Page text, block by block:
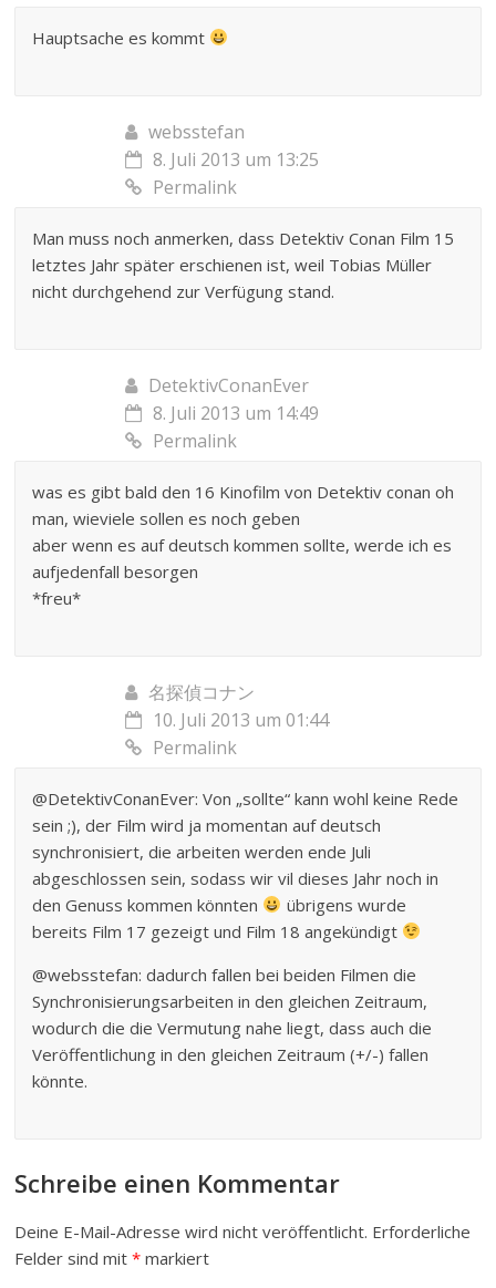
Hauptsache es kommt
websstefan
8. Juli 2013 um 13:25
Permalink
Man muss noch anmerken, dass Detektiv Conan Film 15
letztes Jahr später erschienen ist, weil Tobias Müller
nicht durchgehend zur Verfügung stand.
DetektivConanEver
8. Juli 2013 um 14:49
Permalink
was es gibt bald den 16 Kinofilm von Detektiv conan oh
man, wieviele sollen es noch geben
aber wenn es auf deutsch kommen sollte, werde ich es
aufjedenfall besorgen
*freu*
名探偵コナン
10. Juli 2013 um 01:44
Permalink
@DetektivConanEver: Von „sollte“ kann wohl keine Rede
sein ;), der Film wird ja momentan auf deutsch
synchronisiert, die arbeiten werden ende Juli
abgeschlossen sein, sodass wir vil dieses Jahr noch in
den Genuss kommen könnten
übrigens wurde
bereits Film 17 gezeigt und Film 18 angekündigt
@websstefan: dadurch fallen bei beiden Filmen die
Synchronisierungsarbeiten in den gleichen Zeitraum,
wodurch die die Vermutung nahe liegt, dass auch die
Veröffentlichung in den gleichen Zeitraum (+/-) fallen
könnte.
Schreibe einen Kommentar
Deine E-Mail-Adresse wird nicht veröffentlicht. Erforderliche
Felder sind mit* markiert